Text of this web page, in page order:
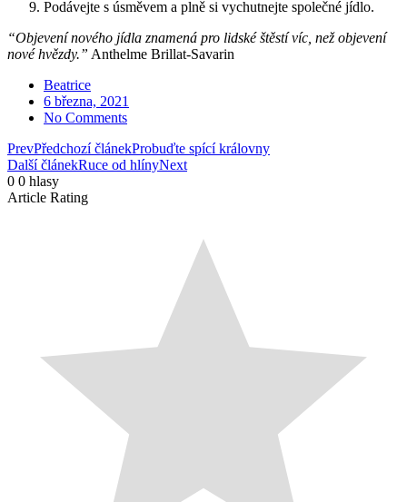
Podávejte s úsměvem a plně si vychutnejte společné jídlo.
“Objevení nového jídla znamená pro lidské štěstí víc, než objevení
nové hvězdy.” Anthelme Brillat-Savarin
Beatrice
6 března, 2021
No Comments
PrevPředchozí článekProbuďte spící královny
Další článekRuce od hlínyNext
0 0 hlasy
Article Rating